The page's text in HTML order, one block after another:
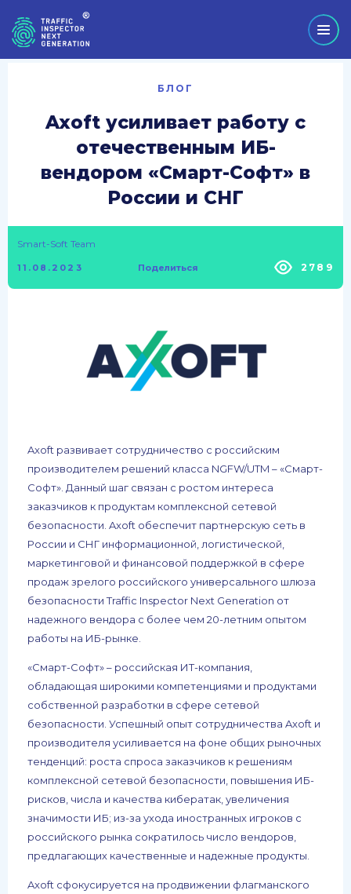
БЛОГ
Axoft усиливает работу с
отечественным ИБ-
вендором «Смарт-Софт» в
России и СНГ
Smart-Soft Team
11.08.2023 Поделиться 2789
Axoft развивает сотрудничество с российским
производителем решений класса NGFW/UTM – «Смарт-
Софт». Данный шаг связан с ростом интереса
заказчиков к продуктам комплексной сетевой
безопасности. Axoft обеспечит партнерскую сеть в
России и СНГ информационной, логистической,
маркетинговой и финансовой поддержкой в сфере
продаж зрелого российского универсального шлюза
безопасности Traffic Inspector Next Generation от
надежного вендора с более чем 20-летним опытом
работы на ИБ-рынке.
«Смарт-Софт» – российская ИТ-компания,
обладающая широкими компетенциями и продуктами
собственной разработки в сфере сетевой
безопасности. Успешный опыт сотрудничества Axoft и
производителя усиливается на фоне общих рыночных
тенденций: роста спроса заказчиков к решениям
комплексной сетевой безопасности, повышения ИБ-
рисков, числа и качества кибератак, увеличения
значимости ИБ; из-за ухода иностранных игроков с
российского рынка сократилось число вендоров,
предлагающих качественные и надежные продукты.
Axoft сфокусируется на продвижении флагманского